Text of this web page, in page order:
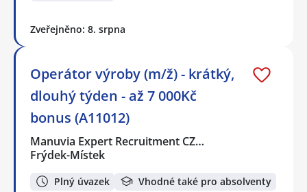
Zveřejněno: 8. srpna
Operátor výroby (m/ž) - krátký,
dlouhý týden - až 7 000Kč
bonus (A11012)
Manuvia Expert Recruitment CZ…
Frýdek-Místek
Plný úvazek Vhodné také pro absolventy